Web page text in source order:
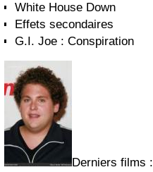
White House Down
Effets secondaires
G.I. Joe : Conspiration
Derniers films :